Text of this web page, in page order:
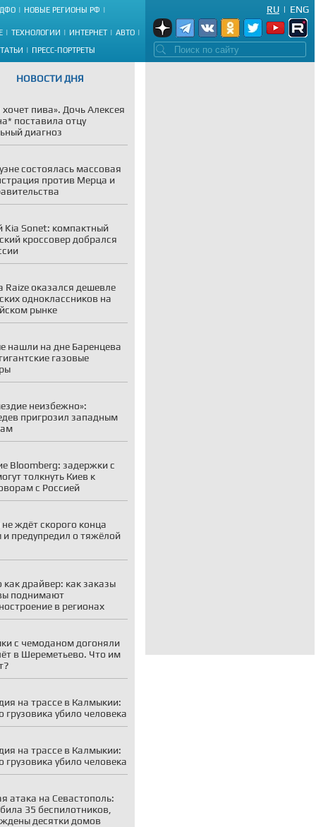
ДФО НОВЫЕ РЕГИОНЫ РФ
ТЕХНОЛОГИИ ИНТЕРНЕТ АВТО
ПРЕСС-ПОРТРЕТЫ
ENG
|
RU
НОВОСТИ ДНЯ
пива». Дочь Алексея
поставила отцу
диагноз
состоялась массовая
против Мерца и
Kia Sonet: компактный
кроссовер добрался
Raize оказался дешевле
одноклассников на
рынке
нашли на дне Баренцева
газовые
неизбежно»:
пригрозил западным
Bloomberg: задержки с
толкнуть Киев к
с Россией
не ждёт скорого конца
и предупредил о тяжёлой
как драйвер: как заказы
поднимают
в регионах
с чемоданом догоняли
в Шереметьево. Что им
на трассе в Калмыкии:
грузовика убило человека
на трассе в Калмыкии:
грузовика убило человека
атака на Севастополь:
35 беспилотников,
десятки домов